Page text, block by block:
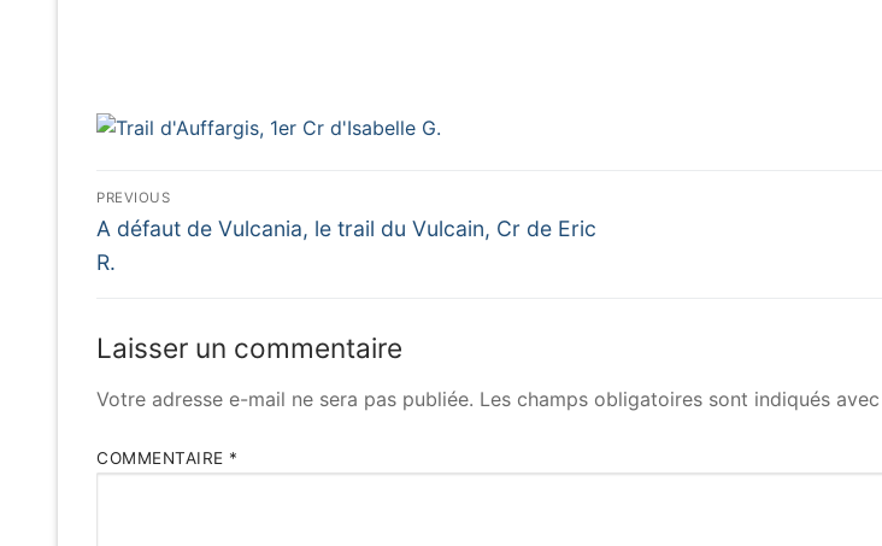
Navigation
de
PREVIOUS
Previous
post:
A défaut de Vulcania, le trail du Vulcain, Cr de Eric
R.
Laisser un commentaire
Votre adresse e-mail ne sera pas publiée. Les champs obligatoires sont indiqués avec
COMMENTAIRE *